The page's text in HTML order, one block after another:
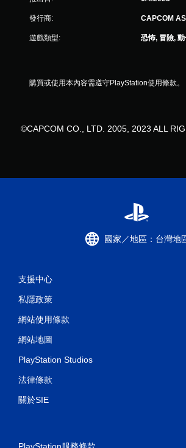
發行商: CAPCOM
遊戲類型: 恐怖, 冒險,
購買或使用本內容需遵守PlayStation使用條款。
©CAPCOM CO., LTD. 2005, 2023 ALL
國家／地區：台灣地
支援中心
私隱政策
網站使用條款
網站地圖
PlayStation Studios
法律條款
關於SIE